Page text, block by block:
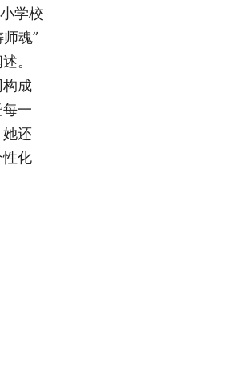
学校
魂”
。
成
一
还
化